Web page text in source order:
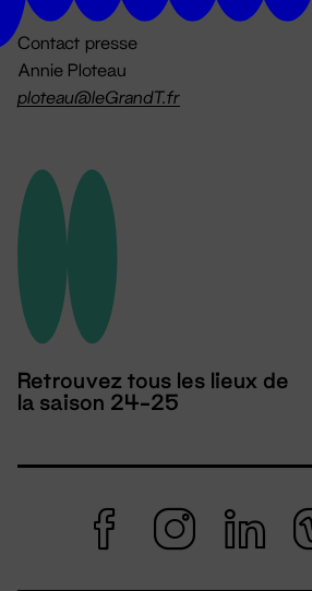
Contact presse
Annie Ploteau
ploteau@leGrandT.fr
Retrouvez tous les lieux de
la saison 24-25